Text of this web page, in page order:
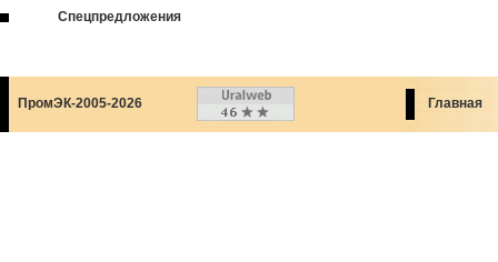
Спецпредложения
ПромЭК-2005-2026 Главная